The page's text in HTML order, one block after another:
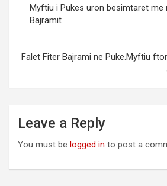
Myftiu i Pukes uron besimtaret me
Bajramit
Falet Fiter Bajrami ne Puke.Myftiu
Leave a Reply
You must be logged in to post a